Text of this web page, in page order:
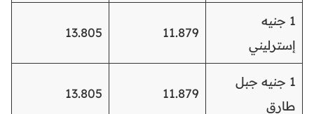
1 جنيه
إسترليني
11.879
13.805
1 جنيه جبل
طارق
11.879
13.805